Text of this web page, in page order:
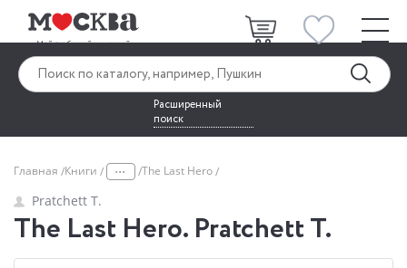
Расширенный
поиск
Главная Книги ... The Last Hero
Pratchett T.
The Last Hero. Pratchett T.